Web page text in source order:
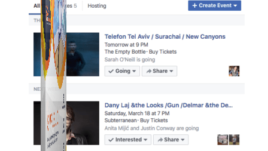
Simple UID
Quét UID Facebook: UID profile, UID group, danh
sách tương tác